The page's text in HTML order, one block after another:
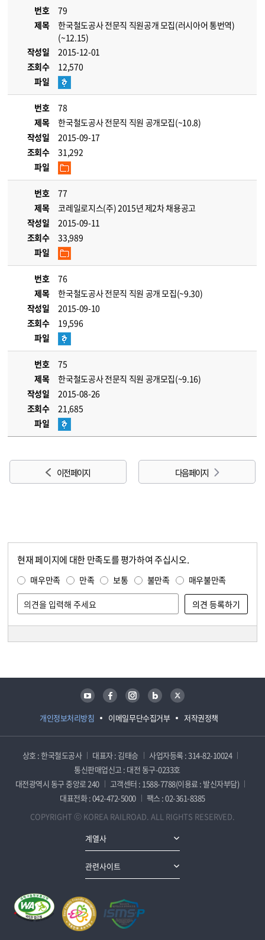
번호
79
제목
한국철도공사 전문직 직원공개 모집(러시아어 통번역)
(~12.15)
작성일
2015-12-01
조회수
12,570
파일
번호
78
제목
한국철도공사 전문직 직원 공개모집(~10.8)
작성일
2015-09-17
조회수
31,292
파일
번호
77
제목
코레일로지스(주) 2015년 제2차 채용공고
작성일
2015-09-11
조회수
33,989
파일
번호
76
제목
한국철도공사 전문직 직원 공개 모집(~9.30)
작성일
2015-09-10
조회수
19,596
파일
번호
75
제목
한국철도공사 전문직 직원 공개모집(~9.16)
작성일
2015-08-26
조회수
21,685
파일
이전 페이지 다음 페이지
현재 페이지에 대한 만족도를 평가하여 주십시오.
매우만족 만족 보통 불만족 매우불만족
개인정보처리방침 이메일무단수집거부 저작권정책
유튜브 페이스북 인스타그램 블로그 트위터
상호 : 한국철도공사 대표자 : 김태승
사업자등록 : 314-82-10024
통신판매업신고 : 대전 동구-0233호
대전광역시 동구 중앙로 240
고객센터 : 1588-7788(이용료 : 발신자부담)
대표전화 : 042-472-5000
팩스 : 02-361-8385
COPYRIGHT ⓒ KOREA RAILROAD. ALL RIGHTS RESERVED.
계열사
관련사이트